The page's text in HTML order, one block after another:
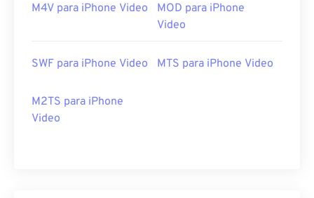
M4V para iPhone Video
MOD para iPhone
Video
SWF para iPhone Video MTS para iPhone Video
M2TS para iPhone
Video